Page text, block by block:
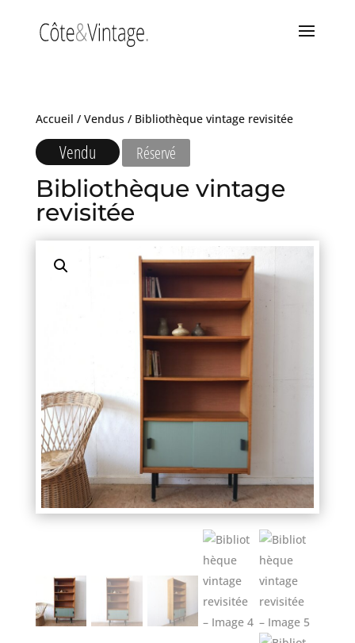
Accueil / Vendus/ Bibliothèque vintage revisitée
Vendu Réservé
Bibliothèque vintage
revisitée